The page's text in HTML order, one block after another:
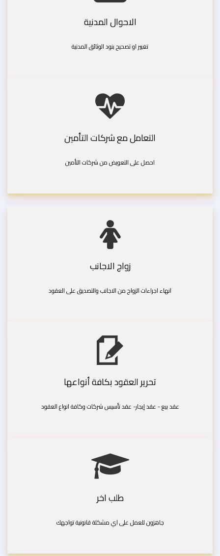
الاحوال المدنية
تغيير او تصحيح بنود الوثائق المدنية
التعامل مع شركات التأمين
احصل على التعويض من شركات التأمين
زواج الاجانب
انهاء اجراءات الزواج من الاجانب والتصديق على العقود
تحرير العقود بكافة أنواعها
عقد بيع - عقد إيجار- عقد تأسيس شركات وكافة انواع العقود
طلب اخر
جاهزون للعمل على اي مشكلة قانونية تواجهك